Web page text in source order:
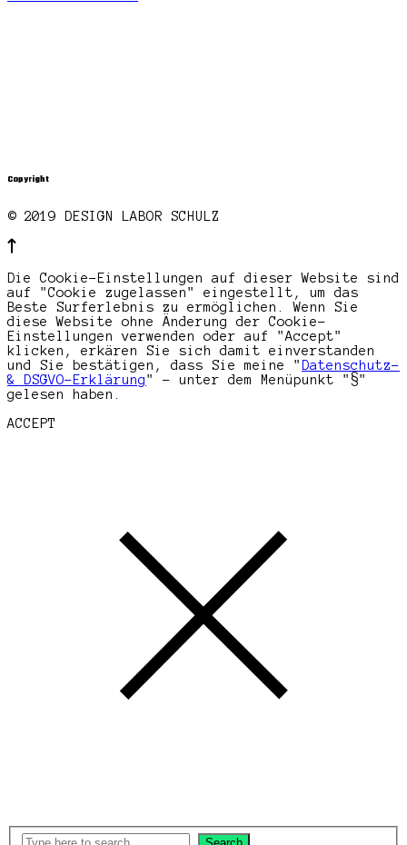
Copyright
© 2019 DESIGN LABOR SCHULZ
Die Cookie-Einstellungen auf dieser Website sind
auf "Cookie zugelassen" eingestellt, um das
Beste Surferlebnis zu ermöglichen. Wenn Sie
diese Website ohne Änderung der Cookie-
Einstellungen verwenden oder auf "Accept"
klicken, erkären Sie sich damit einverstanden
und Sie bestätigen, dass Sie meine " Datenschutz-
& DSGVO-Erklärung" - unter dem Menüpunkt "§"
gelesen haben.
ACCEPT